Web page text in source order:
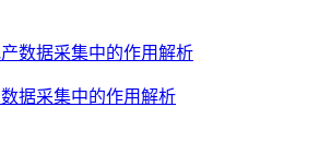
据采集中的作用解析